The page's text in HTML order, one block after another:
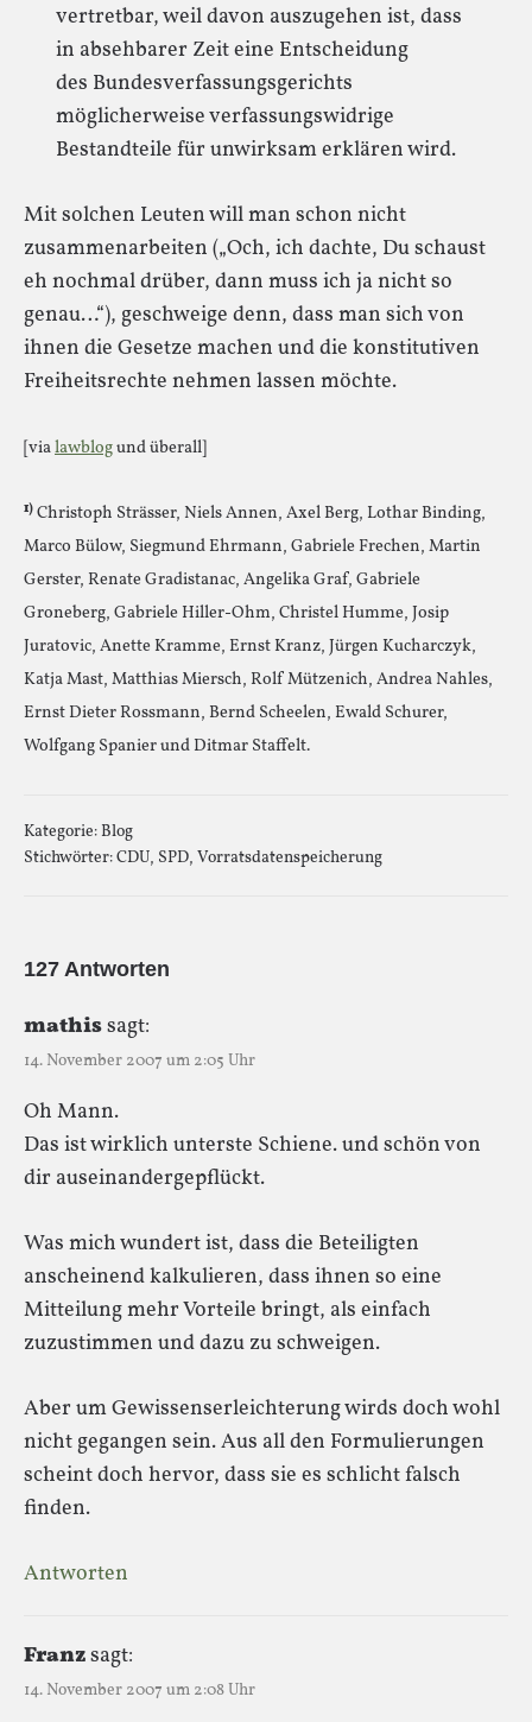
vertretbar, weil davon auszugehen ist, dass
in absehbarer Zeit eine Entscheidung
des Bundesverfassungsgerichts
möglicherweise verfassungswidrige
Bestandteile für unwirksam erklären wird.
Mit solchen Leuten will man schon nicht
zusammenarbeiten („Och, ich dachte, Du schaust
eh nochmal drüber, dann muss ich ja nicht so
genau…“), geschweige denn, dass man sich von
ihnen die Gesetze machen und die konstitutiven
Freiheitsrechte nehmen lassen möchte.
[vialawblogund überall]
1) Christoph Strässer, Niels Annen, Axel Berg, Lothar Binding,
Marco Bülow, Siegmund Ehrmann, Gabriele Frechen, Martin
Gerster, Renate Gradistanac, Angelika Graf, Gabriele
Groneberg, Gabriele Hiller-Ohm, Christel Humme, Josip
Juratovic, Anette Kramme, Ernst Kranz, Jürgen Kucharczyk,
Katja Mast, Matthias Miersch, Rolf Mützenich, Andrea Nahles,
Ernst Dieter Rossmann, Bernd Scheelen, Ewald Schurer,
Wolfgang Spanier und Ditmar Staffelt.
Kategorie:Blog
Stichwörter:CDU, SPD, Vorratsdatenspeicherung
127 Antworten
mathissagt:
14. November 2007 um 2:05 Uhr
Oh Mann.
Das ist wirklich unterste Schiene. und schön von
dir auseinandergepflückt.
Was mich wundert ist, dass die Beteiligten
anscheinend kalkulieren, dass ihnen so eine
Mitteilung mehr Vorteile bringt, als einfach
zuzustimmen und dazu zu schweigen.
Aber um Gewissenserleichterung wirds doch wohl
nicht gegangen sein. Aus all den Formulierungen
scheint doch hervor, dass sie es schlicht falsch
finden.
Antworten
Franzsagt:
14. November 2007 um 2:08 Uhr